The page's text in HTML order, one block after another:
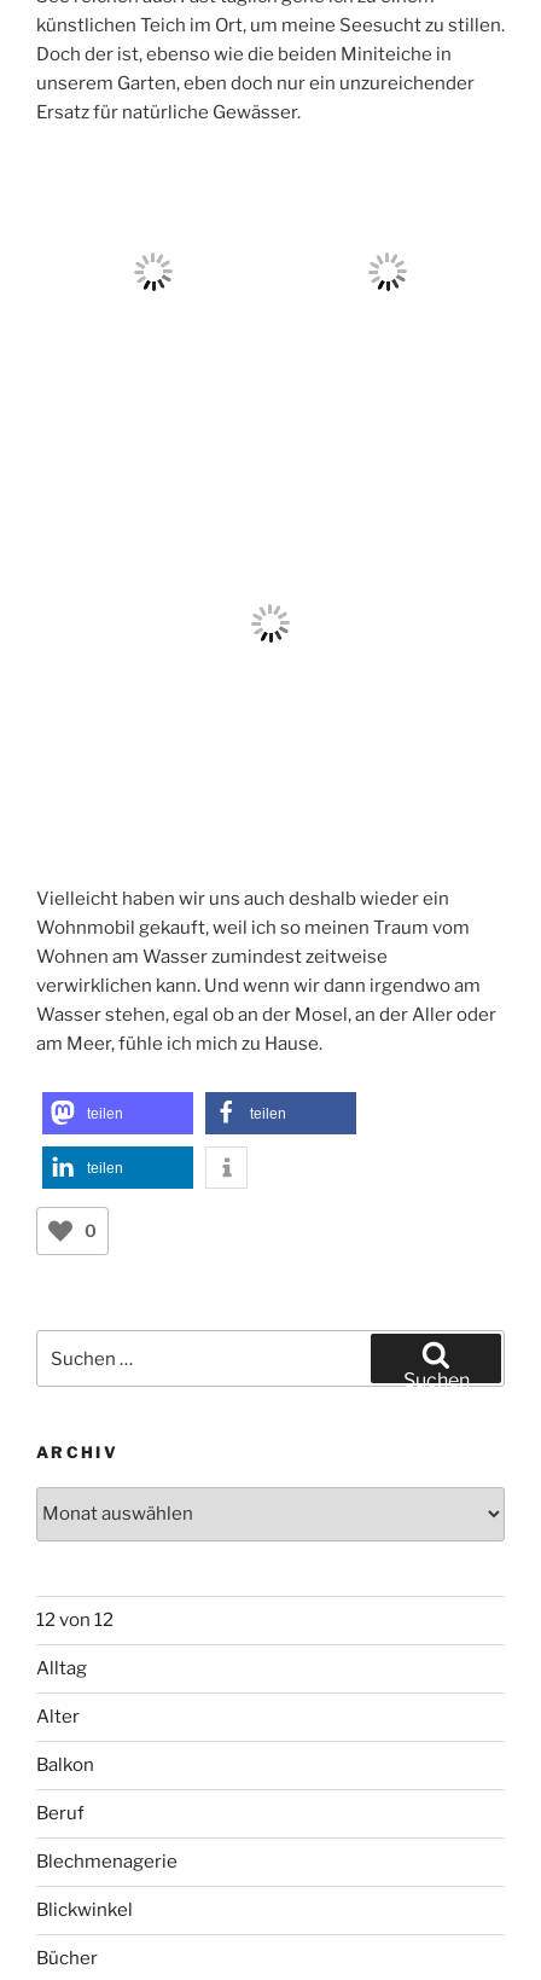
künstlichen Teich im Ort, um meine Seesucht zu stillen.
Doch der ist, ebenso wie die beiden Miniteiche in
unserem Garten, eben doch nur ein unzureichender
Ersatz für natürliche Gewässer.
Vielleicht haben wir uns auch deshalb wieder ein
Wohnmobil gekauft, weil ich so meinen Traum vom
Wohnen am Wasser zumindest zeitweise
verwirklichen kann. Und wenn wir dann irgendwo am
Wasser stehen, egal ob an der Mosel, an der Aller oder
am Meer, fühle ich mich zu Hause.
teilen teilen
teilen
0
nach:
Suchen
ARCHIV
12 von 12
Alltag
Alter
Balkon
Beruf
Blechmenagerie
Blickwinkel
Bücher